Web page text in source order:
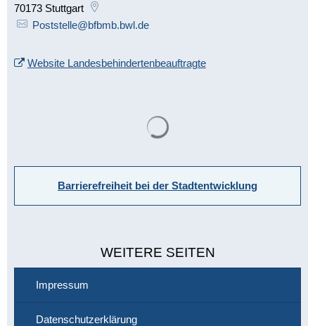
70173 Stuttgart
Poststelle@bfbmb.bwl.de
Website Landesbehindertenbeauftragte
Barrierefreiheit bei der Stadtentwicklung
WEITERE SEITEN
Impressum
Datenschutzerklärung